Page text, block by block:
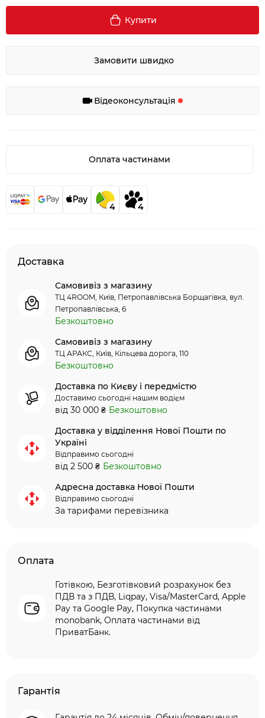
Купити
Замовити швидко
Відеоконсультація
Оплата частинами
4 4
Доставка
Самовивіз з магазину
ТЦ 4ROOM, Київ, Петропавлівська Борщагівка, вул.
Петропавлівська, 6
Безкоштовно
Самовивіз з магазину
ТЦ АРАКС, Київ, Кільцева дорога, 110
Безкоштовно
Доставка по Києву і передмістю
Доставимо сьогодні нашим водієм
від 30 000 ₴ Безкоштовно
Доставка у відділення Нової Пошти по
Україні
Відправимо сьогодні
від 2 500 ₴ Безкоштовно
Адресна доставка Нової Пошти
Відправимо сьогодні
За тарифами перевізника
Оплата
Готівкою, Безготівковий розрахунок без
ПДВ та з ПДВ, Liqpay, Visa/MasterCard, Apple
Pay та Google Pay, Покупка частинами
monobank, Оплата частинами від
ПриватБанк.
Гарантія